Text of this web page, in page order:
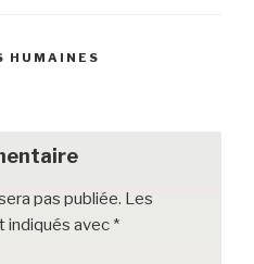
g
HUMAINES
pas publiée. Les
indiqués avec *